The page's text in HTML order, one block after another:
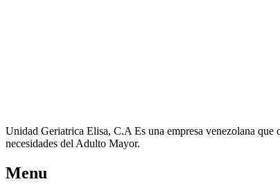
Unidad Geriatrica Elisa, C.A Es una empresa venezolana que
necesidades del Adulto Mayor.
Menu